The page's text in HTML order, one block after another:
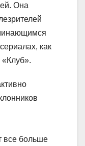
Она
как
все больше